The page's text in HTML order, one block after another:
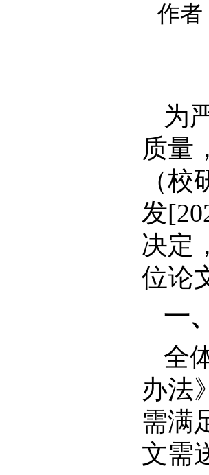
作者
为
质量
（
发
决定
位论
一
全
办法
需满
文需